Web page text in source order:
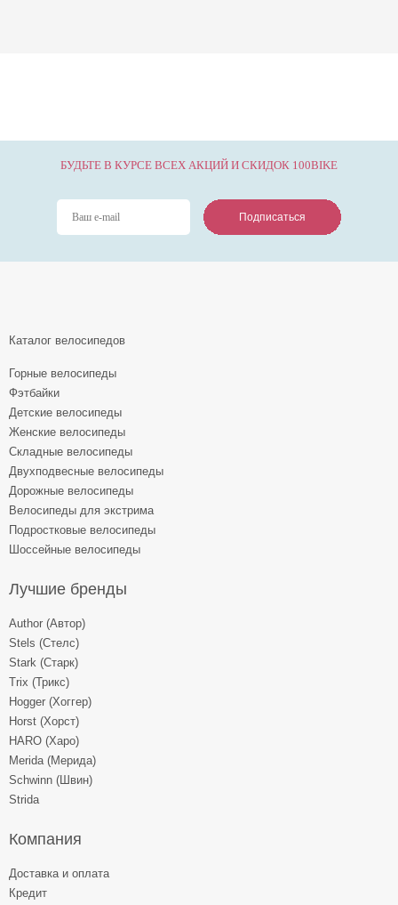
БУДЬТЕ В КУРСЕ ВСЕХ АКЦИЙ И СКИДОК 100BIKE
Подписаться
Подписаться
Подписаться
Каталог велосипедов
Горные велосипеды
Фэтбайки
Детские велосипеды
Женские велосипеды
Складные велосипеды
Двухподвесные велосипеды
Дорожные велосипеды
Велосипеды для экстрима
Подростковые велосипеды
Шоссейные велосипеды
Лучшие бренды
Author (Автор)
Stels (Стелс)
Stark (Старк)
Trix (Трикс)
Hogger (Хоггер)
Horst (Хорст)
HARO (Харо)
Merida (Мерида)
Schwinn (Швин)
Strida
Компания
Доставка и оплата
Кредит